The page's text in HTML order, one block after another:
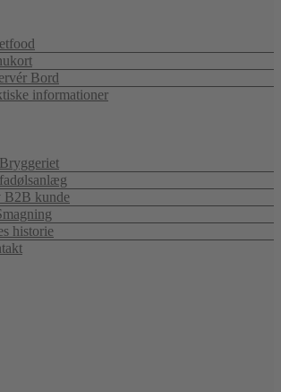
Bord
informationer
B2B kunde
historie